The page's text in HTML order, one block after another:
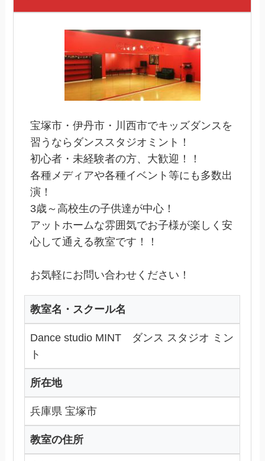
宝塚市・伊丹市・川西市でキッズダンスを
習うならダンススタジオミント！
初心者・未経験者の方、大歓迎！！
各種メディアや各種イベント等にも多数出
演！
3歳～高校生の子供達が中心！
アットホームな雰囲気でお子様が楽しく安
心して通える教室です！！
お気軽にお問い合わせください！
教室名・スクール名
Dance studio MINT ダンス スタジオ ミン
ト
所在地
兵庫県 宝塚市
教室の住所